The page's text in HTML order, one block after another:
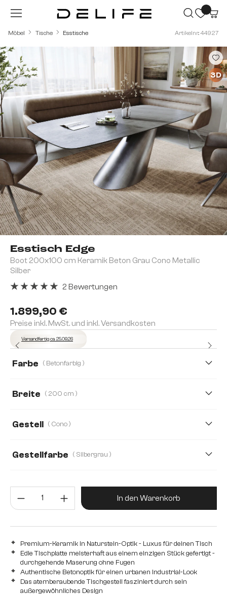
Zum Hauptinhalt springen
Möbel Tische Esstische Artikelnr.: 44927
Esstisch Edge
Boot 200x100 cm Keramik Beton Grau Cono Metallic
Silber
1.899,90 €
Preise inkl. MwSt. und inkl. Versandkosten
2 Bewertungen
Versandfertig ca. 25.09.26
Farbe ( Betonfarbig )
Breite ( 200 cm )
Gestell ( Cono )
Gestellfarbe ( Silbergrau )
Produkt Anzahl: Gib den
In den Warenkorb
Premium-Keramik in Naturstein-Optik - Luxus für deinen Tisch
Edle Tischplatte meisterhaft aus einem einzigen Stück gefertigt -
durchgehende Maserung ohne Fugen
Authentische Betonoptik für einen urbanen Industrial-Look
Das atemberaubende Tischgestell fasziniert durch sein
außergewöhnliches Design
Bildergalerie überspringen
3D